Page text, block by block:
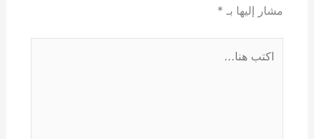
مشار إليها بـ *
هنا...